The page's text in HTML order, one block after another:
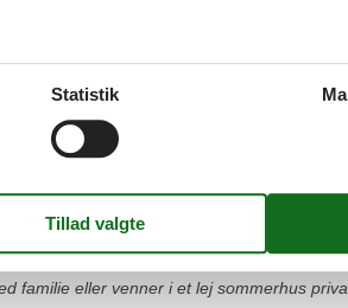
pool
familie eller venner i et sommerhus
familie eller venner i et lej sommerhus
Statistik